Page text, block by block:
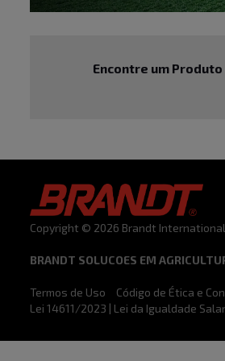
Encontre um Produto
Copyright © 2026 Brandt
BRANDT SOLUCOES EM
Termos de Uso Código de Ética e
Lei 14611/2023 | Lei da Igualdade